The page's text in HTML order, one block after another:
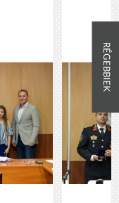
RÉGEBBIEK